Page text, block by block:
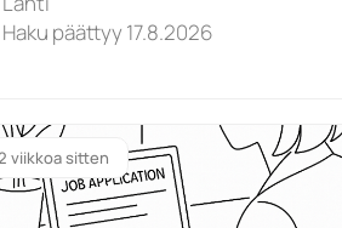
Haku päättyy 17.8.2026
viikkoa sitten